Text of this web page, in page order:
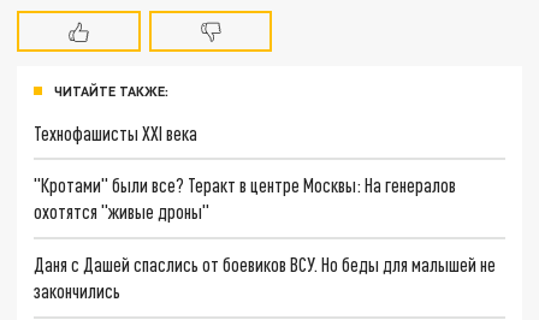
ЧИТАЙТЕ ТАКЖЕ:
Технофашисты XXI века
"Кротами" были все? Теракт в центре Москвы: На генералов
охотятся "живые дроны"
Даня с Дашей спаслись от боевиков ВСУ. Но беды для малышей не
закончились